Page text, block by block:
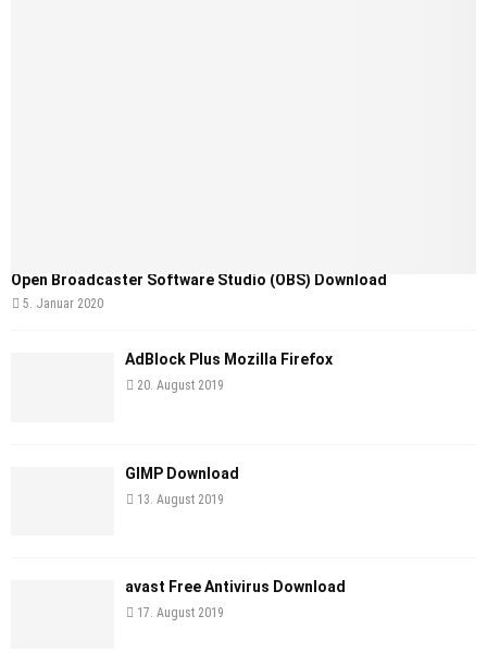
Open Broadcaster Software Studio (OBS) Download
5. Januar 2020
AdBlock Plus Mozilla Firefox
20. August 2019
GIMP Download
13. August 2019
avast Free Antivirus Download
17. August 2019